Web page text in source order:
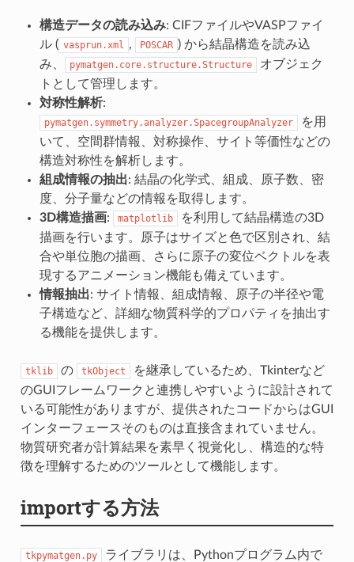
構造データの読み込み: CIFファイルやVASPファイ
ル ( vasprun.xml , POSCAR ) から結晶構造を読み込
み、
pymatgen.core.structure.Structure
オブジェク
トとして管理します。
対称性解析:
pymatgen.symmetry.analyzer.SpacegroupAnalyzer
を用
いて、空間群情報、対称操作、サイト等価性などの
構造対称性を解析します。
組成情報の抽出: 結晶の化学式、組成、原子数、密
度、分子量などの情報を取得します。
3D構造描画: matplotlib
を利用して結晶構造の3D
描画を行います。原子はサイズと色で区別され、結
合や単位胞の描画、さらに原子の変位ベクトルを表
現するアニメーション機能も備えています。
情報抽出: サイト情報、組成情報、原子の半径や電
子構造など、詳細な物質科学的プロパティを抽出す
る機能を提供します。
tklib の tkObject
を継承しているため、Tkinterなど
のGUIフレームワークと連携しやすいように設計されて
いる可能性がありますが、提供されたコードからはGUI
インターフェースそのものは直接含まれていません。
物質研究者が計算結果を素早く視覚化し、構造的な特
徴を理解するためのツールとして機能します。
importする方法
tkpymatgen.py
ライブラリは、Pythonプログラム内で